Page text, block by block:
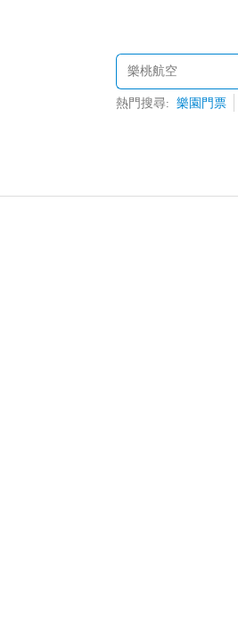
熱門搜尋: 樂園門票